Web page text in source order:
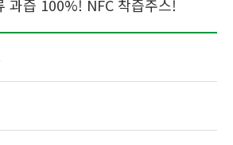
과즙 100%! NFC 착즙주스!